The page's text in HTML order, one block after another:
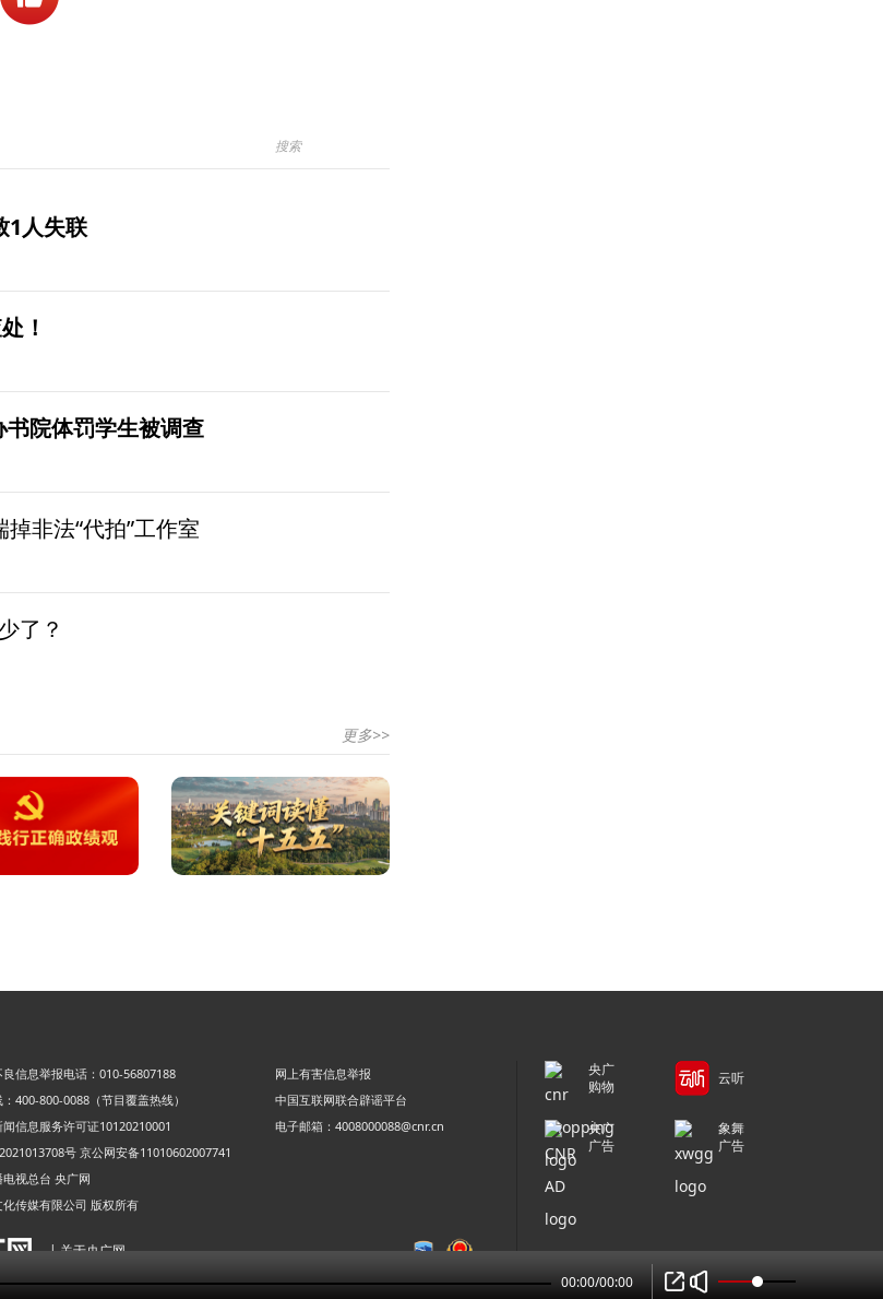
1人失联
！
院体罚学生被调查
非法“代拍”工作室
了？
更多>>
信息举报电话：010-56807188
网上有害信息举报
400-800-0088（节目覆盖热线）
中国互联网联合辟谣平台
信息服务许可证10120210001
电子邮箱：4008000088@cnr.cn
号 京公网安备11010602007741
视总台 央广网
传媒有限公司 版权所有
| 关于央广网
央广
购物
云听
央广
广告
象舞
广告
00:00/00:00